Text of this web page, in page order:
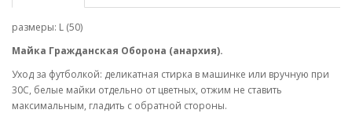
размеры: L (50)
Майка Гражданская Оборона (анархия).
Уход за футболкой: деликатная стирка в машинке или вручную при
30С, белые майки отдельно от цветных, отжим не ставить
максимальным, гладить с обратной стороны.